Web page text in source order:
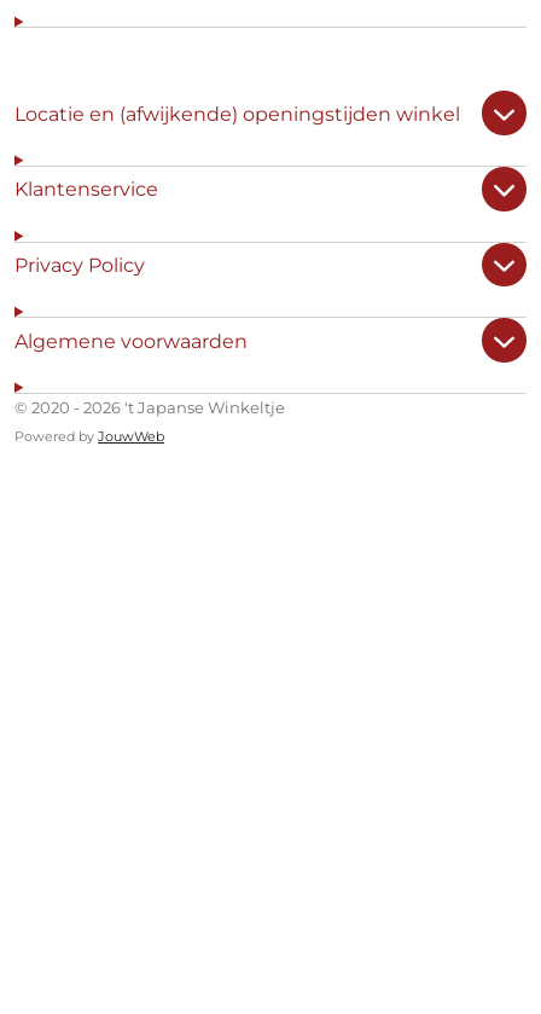
Locatie en (afwijkende) openingstijden winkel
Klantenservice
Privacy Policy
Algemene voorwaarden
© 2020 - 2026 't Japanse Winkeltje
Powered by JouwWeb